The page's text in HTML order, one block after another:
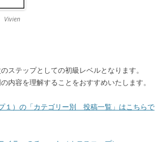
Vivien
テップとしての初級レベルとなります。
内容を理解することをおすすめいたします。
１）の「カテゴリー別 投稿一覧」はこちらで